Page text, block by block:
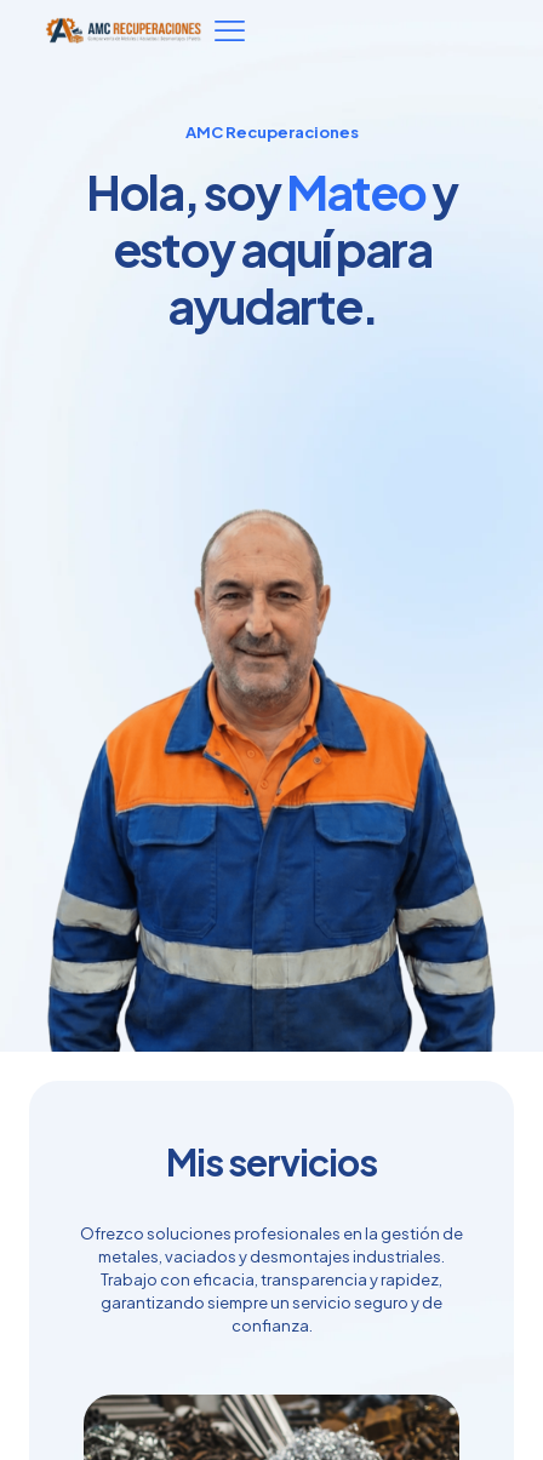
AMC Recuperaciones
Hola, soyMateoy
estoy aquí para
ayudarte.
Mis servicios
Ofrezco soluciones profesionales en la gestión de
metales, vaciados y desmontajes industriales.
Trabajo con eficacia, transparencia y rapidez,
garantizando siempre un servicio seguro y de
confianza.